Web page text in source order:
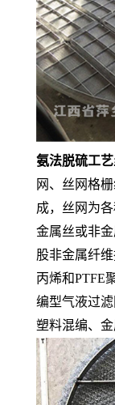
氨法脱硫工
网、丝网格
成，丝网为
金属丝或非
股非金属纤
丙烯和PTFE
编型气液过
塑料混编、金